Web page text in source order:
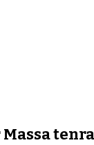
Massa